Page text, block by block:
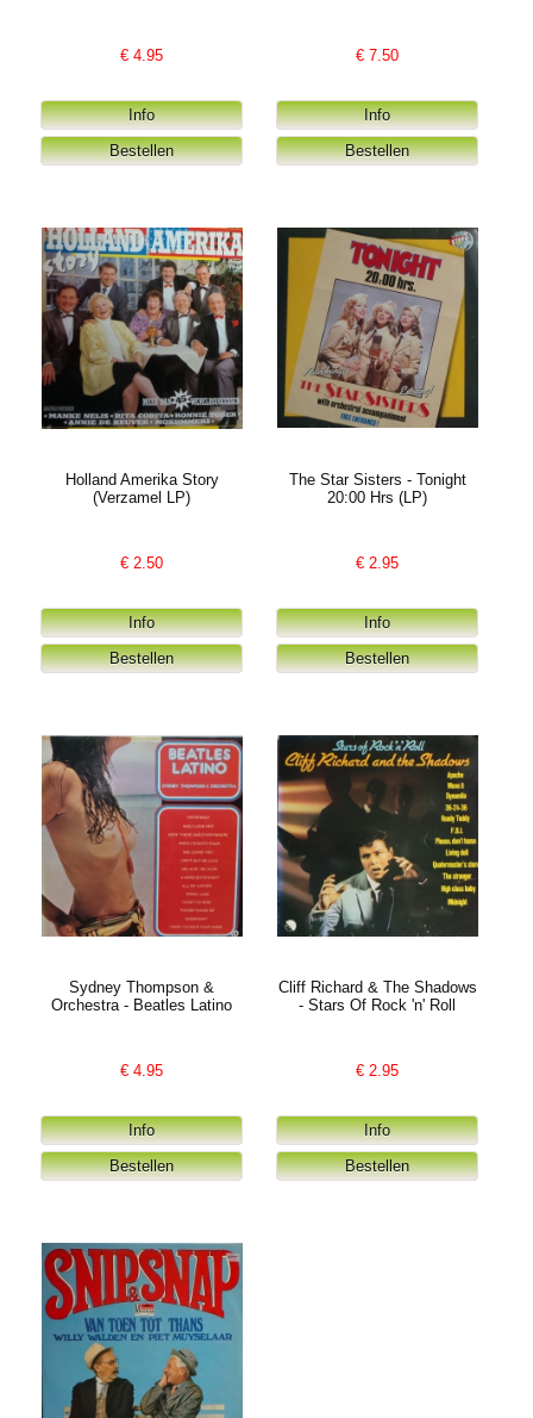
€4.95 €7.50
Holland Amerika Story
(Verzamel LP)
€ 2.50
The Star Sisters - Tonight
20:00 Hrs (LP)
€ 2.95
Sydney Thompson &
Orchestra - Beatles Latino
€4.95
Cliff Richard & The Shadows
- Stars Of Rock 'n' Roll
€ 2.95